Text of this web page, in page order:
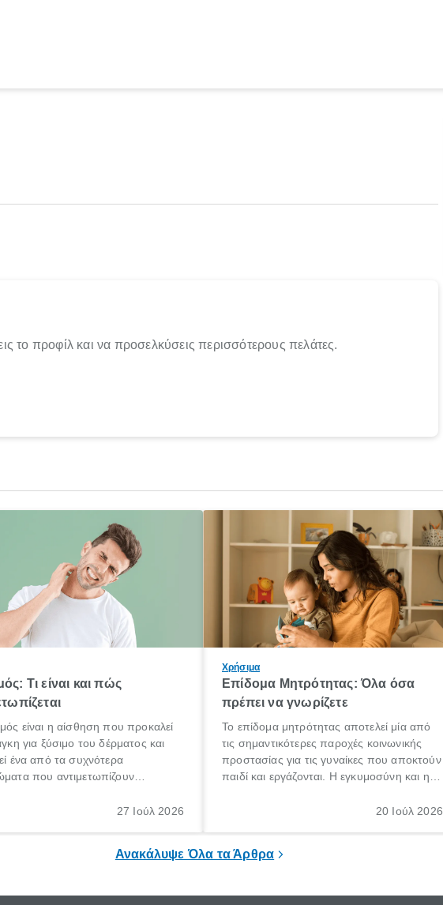
το προφίλ και να προσελκύσεις περισσότερους πελάτες.
Τι είναι και πώς
είναι η αίσθηση που προκαλεί
για ξύσιμο του δέρματος και
ένα από τα συχνότερα
που αντιμετωπίζουν
για το «κνησμός τι είναι»,
27 Ιούλ 2026
Χρήσιμα
Επίδομα Μητρότητας: Όλα όσα
πρέπει να γνωρίζετε
Το επίδομα μητρότητας αποτελεί μία από
τις σημαντικότερες παροχές κοινωνικής
προστασίας για τις γυναίκες που αποκτούν
παιδί και εργάζονται. Η εγκυμοσύνη και η
σημαντική περίοδος στη ζωή κάθε20 Ιούλ 2026
Ανακάλυψε Όλα τα Άρθρα